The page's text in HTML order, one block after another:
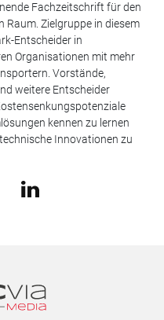
Fachzeitschrift für den
Zielgruppe in diesem
Entscheider in
Organisationen mit mehr
Vorstände,
weitere Entscheider
kennen zu lernen
Innovationen zu